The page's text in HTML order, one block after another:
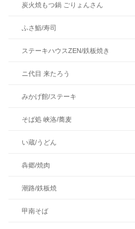
炭火焼もつ鍋 ごりょんさん
ふさ鮨/寿司
ステーキハウスZEN/鉄板焼き
ニ代目 来たろう
みかげ館/ステーキ
そば処 峡洛/蕎麦
い蔵/うどん
犇郷/焼肉
潮路/鉄板焼
甲南そば